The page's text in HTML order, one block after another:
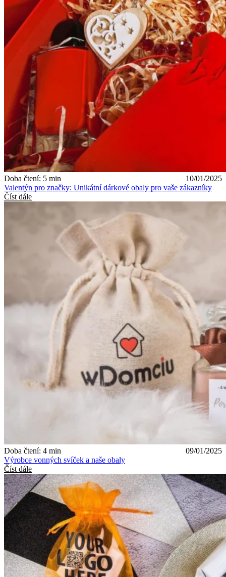
Doba čtení: 5 min
10/01/2025
Valentýn pro značky: Unikátní dárkové obaly pro vaše zákazníky
Číst dále
Doba čtení: 4 min
09/01/2025
Výrobce vonných svíček a naše obaly
Číst dále